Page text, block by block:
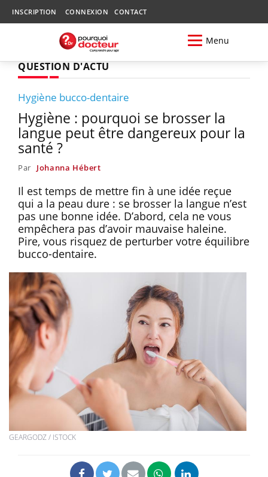
INSCRIPTION CONNEXION CONTACT
Menu
QUESTION D'ACTU
Hygiène bucco-dentaire
Hygiène : pourquoi se brosser la
langue peut être dangereux pour la
santé ?
Par Johanna Hébert
Il est temps de mettre fin à une idée reçue
qui a la peau dure : se brosser la langue n’est
pas une bonne idée. D’abord, cela ne vous
empêchera pas d’avoir mauvaise haleine.
Pire, vous risquez de perturber votre équilibre
bucco-dentaire.
GEARGODZ / ISTOCK